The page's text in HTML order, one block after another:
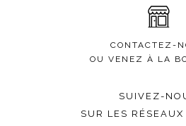
CONTACTEZ-
OU VENEZ À LA
SUIVEZ-
SUR LES